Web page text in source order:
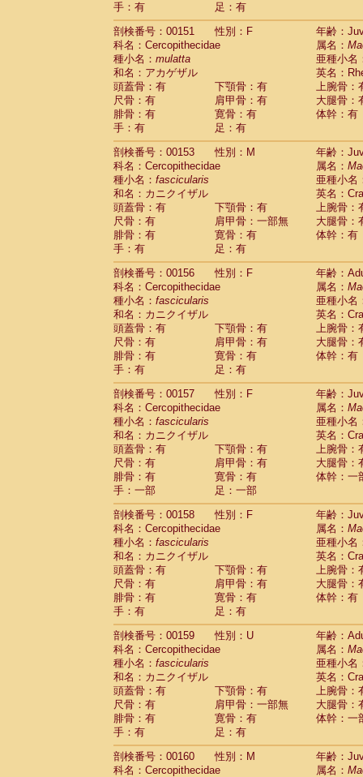
手：有
足：有
剖検番号：00151
性別：F
年齢：
科名：Cercopithecidae
属名：
種小名： mulatta
亜種小名
和名：アカゲザル
英名：
頭蓋骨：有
下顎骨：有
上腕骨：
尺骨：有
肩甲骨：有
大腿骨：
腓骨：有
寛骨：有
体幹：有
手：有
足：有
剖検番号：00153
性別：M
年齢：
科名：Cercopithecidae
属名：
種小名： fascicularis
亜種小名
和名：カニクイザル
英名：
頭蓋骨：有
下顎骨：有
上腕骨：
尺骨：有
肩甲骨：一部無
大腿骨：
腓骨：有
寛骨：有
体幹：有
手：有
足：有
剖検番号：00156
性別：F
年齢：
科名：Cercopithecidae
属名：
種小名： fascicularis
亜種小名
和名：カニクイザル
英名：
頭蓋骨：有
下顎骨：有
上腕骨：
尺骨：有
肩甲骨：有
大腿骨：
腓骨：有
寛骨：有
体幹：有
手：有
足：有
剖検番号：00157
性別：F
年齢：
科名：Cercopithecidae
属名：
種小名： fascicularis
亜種小名
和名：カニクイザル
英名：
頭蓋骨：有
下顎骨：有
上腕骨：
尺骨：有
肩甲骨：有
大腿骨：
腓骨：有
寛骨：有
体幹：一
手：一部
足：一部
剖検番号：00158
性別：F
年齢：
科名：Cercopithecidae
属名：
種小名： fascicularis
亜種小名
和名：カニクイザル
英名：
頭蓋骨：有
下顎骨：有
上腕骨：
尺骨：有
肩甲骨：有
大腿骨：
腓骨：有
寛骨：有
体幹：有
手：有
足：有
剖検番号：00159
性別：U
年齢：
科名：Cercopithecidae
属名：
種小名： fascicularis
亜種小名
和名：カニクイザル
英名：
頭蓋骨：有
下顎骨：有
上腕骨：
尺骨：有
肩甲骨：一部無
大腿骨：
腓骨：有
寛骨：有
体幹：一
手：有
足：有
剖検番号：00160
性別：M
年齢：
科名：Cercopithecidae
属名：